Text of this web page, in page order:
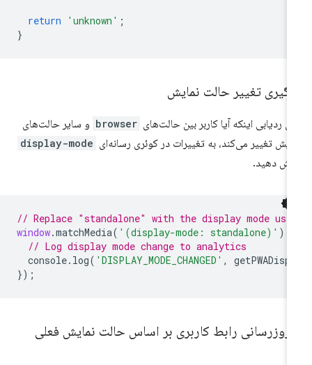
return 'unknown'
تغییر حالت نمایش
ردیابی اینکه آیا کاربر بین حالت‌های browser و سایر حالت‌های
تغییر می‌کند، به تغییرات در کوئری رسانه‌ای display-mode
دهید.
// Replace "standalone" with the display mode
window.matchMedia('(display-mode: standalone)'
// Log display mode change to analytics
console.log('DISPLAY_MODE_CHANGED',
رابط کاربری بر اساس حالت نمایش فعلی